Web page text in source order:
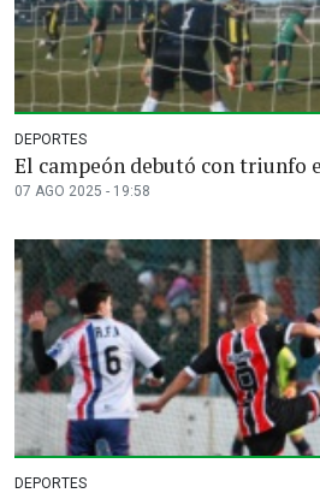
DEPORTES
El campeón debutó con triunfo
07 AGO 2025 - 19:58
DEPORTES